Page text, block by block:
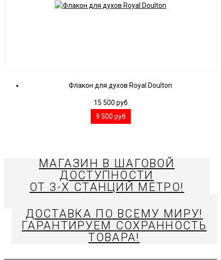
Флакон для духов Royal Doulton
15 500 руб
9 500 руб
МАГАЗИН В ШАГОВОЙ
ДОСТУПНОСТИ
ОТ 3-Х СТАНЦИЙ МЕТРО!
ДОСТАВКА ПО ВСЕМУ МИРУ!
ГАРАНТИРУЕМ СОХРАННОСТЬ
ТОВАРА!